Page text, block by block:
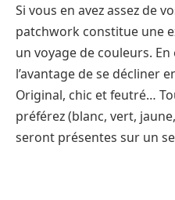
Si vous en avez assez de
patchwork constitue une
un voyage de couleurs.
l’avantage de se décliner
Original, chic et feutré…
préférez (blanc, vert,
seront présentes sur un